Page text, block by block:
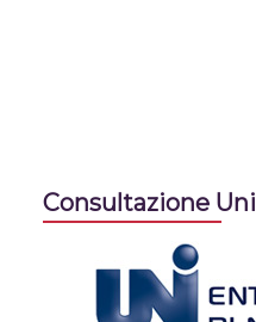
Consultazione Uni